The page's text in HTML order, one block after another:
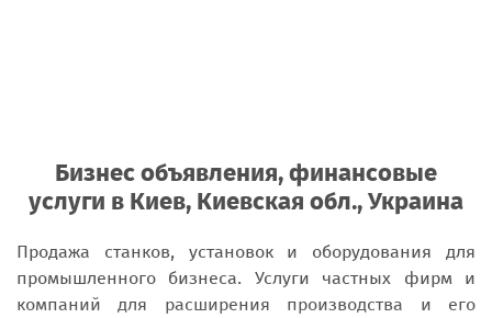
Бизнес объявления, финансовые
услуги в Киев, Киевская обл., Украина
Продажа станков, установок и оборудования для
промышленного бизнеса. Услуги частных фирм и
компаний для расширения производства и его